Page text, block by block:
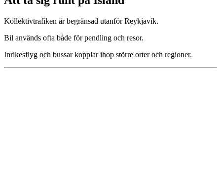
Kollektivtrafiken är begränsad utanför Reykjavík.
Bil används ofta både för pendling och resor.
Inrikesflyg och bussar kopplar ihop större orter och regioner.